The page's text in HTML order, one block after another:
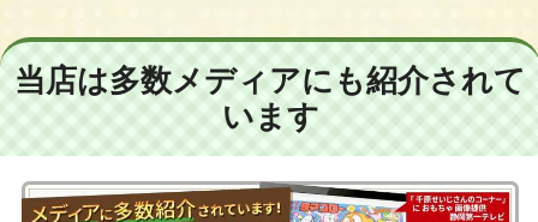
当店は多数メディアにも紹介されて
います